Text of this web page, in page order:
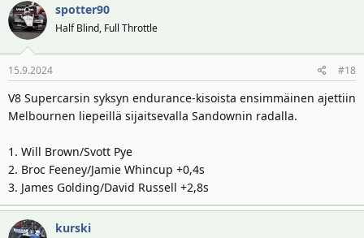
spotter90
Half Blind, Full Throttle
15.9.2024 #18
V8 Supercarsin syksyn endurance-kisoista ensimmäinen ajettiin
Melbournen liepeillä sijaitsevalla Sandownin radalla.
1. Will Brown/Svott Pye
2. Broc Feeney/Jamie Whincup +0,4s
3. James Golding/David Russell +2,8s
kurski